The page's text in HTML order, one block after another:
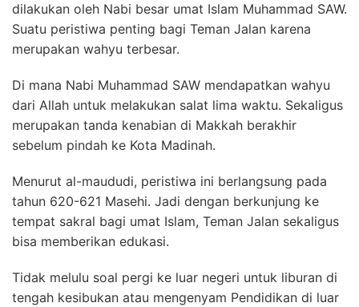
dilakukan oleh Nabi besar umat Islam Muhammad SAW.
Suatu peristiwa penting bagi Teman Jalan karena
merupakan wahyu terbesar.
Di mana Nabi Muhammad SAW mendapatkan wahyu
dari Allah untuk melakukan salat lima waktu. Sekaligus
merupakan tanda kenabian di Makkah berakhir
sebelum pindah ke Kota Madinah.
Menurut al-maududi, peristiwa ini berlangsung pada
tahun 620-621 Masehi. Jadi dengan berkunjung ke
tempat sakral bagi umat Islam, Teman Jalan sekaligus
bisa memberikan edukasi.
Tidak melulu soal pergi ke luar negeri untuk liburan di
tengah kesibukan atau mengenyam Pendidikan di luar